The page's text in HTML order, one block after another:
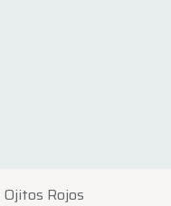
Ojitos Rojos